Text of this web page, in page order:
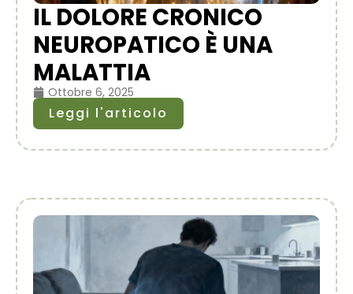
IL DOLORE CRONICO
NEUROPATICO È UNA
MALATTIA
Ottobre 6, 2025
Leggi l'articolo